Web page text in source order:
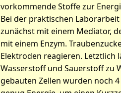
vorkommende Stoffe zur
Bei der praktischen
zunächst mit einem Mediator,
mit einem Enzym.
Elektroden reagieren.
Wasserstoff und Sauerstoff zu
gebauten Zellen wurden noch